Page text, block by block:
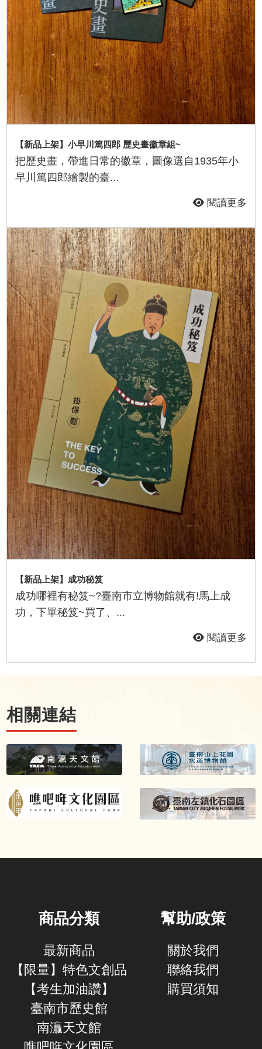
【新品上架】小早川篤四郎 歷史畫徽章組~
把歷史畫，帶進日常的徽章，圖像選自1935年小
早川篤四郎繪製的臺...
閱讀更多
【新品上架】成功秘笈
成功哪裡有秘笈~?臺南市立博物館就有!馬上成
功，下單秘笈~買了、...
閱讀更多
相關連結
商品分類
最新商品
【限量】特色文創品
【考生加油讚】
臺南市歷史館
南灜天文館
幫助/政策
關於我們
聯絡我們
購買須知